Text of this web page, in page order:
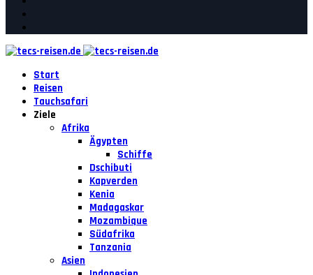
Start
Reisen
Tauchsafari
Ziele
Afrika
Ägypten
Schiffe
Dschibuti
Kapverden
Kenia
Madagaskar
Mozambique
Südafrika
Tanzania
Asien